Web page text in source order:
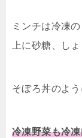
ミンチは冷凍
上に砂糖、し
そぼろ丼のよ
冷凍野菜も冷